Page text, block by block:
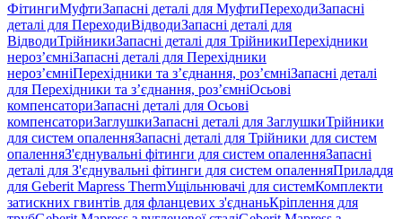
ФітингиМуфтиЗапасні деталі для МуфтиПереходиЗапасні
деталі для ПереходиВідводиЗапасні деталі для
ВідводиТрійникиЗапасні деталі для ТрійникиПерехідники
нероз’ємніЗапасні деталі для Перехідники
нероз’ємніПерехідники та з’єднання, роз’ємніЗапасні деталі
для Перехідники та з’єднання, роз’ємніОсьові
компенсаториЗапасні деталі для Осьові
компенсаториЗаглушкиЗапасні деталі для ЗаглушкиТрійники
для систем опаленняЗапасні деталі для Трійники для систем
опаленняЗ'єднувальні фітинги для систем опаленняЗапасні
деталі для З'єднувальні фітинги для систем опаленняПриладдя
для Geberit Mapress ThermУщільнювачі для системКомплекти
затискних гвинтів для фланцевих з'єднаньКріплення для